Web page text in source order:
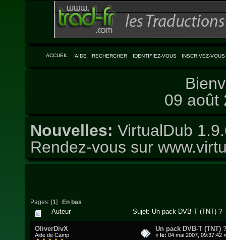
ACCUEIL AIDE RECHERCHER IDENTIFIEZ-VOUS INSCRIVEZ-VOUS
09 août
Nouvelles: VirtualDub
Rendez-vous sur
Pages: [1] En bas
Auteur Sujet: Un pack DVB-T (TNT) ?
OliverDivX
Aide de Camp
Un pack DVB-T (TNT)
«le: 04 mai 2007, 09:37:42